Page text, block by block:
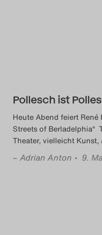
Pollesch ist
Heute Abend feiert
Streets of Berladelphia“
Theater, vielleicht Kunst,
– Adrian Anton • 9.